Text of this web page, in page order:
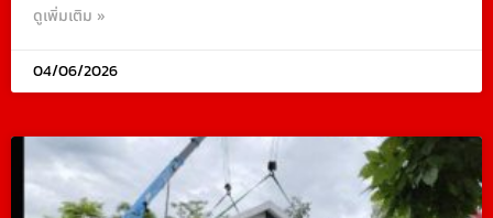
ดูเพิ่มเติม »
04/06/2026